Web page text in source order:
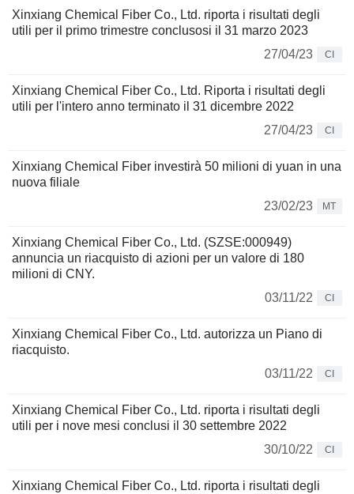
Xinxiang Chemical Fiber Co., Ltd. riporta i risultati degli
utili per il primo trimestre conclusosi il 31 marzo 2023
27/04/23
CI
Xinxiang Chemical Fiber Co., Ltd. Riporta i risultati degli
utili per l'intero anno terminato il 31 dicembre 2022
27/04/23
CI
Xinxiang Chemical Fiber investirà 50 milioni di yuan in una
nuova filiale
23/02/23
MT
Xinxiang Chemical Fiber Co., Ltd. (SZSE:000949)
annuncia un riacquisto di azioni per un valore di 180
milioni di CNY.
03/11/22
CI
Xinxiang Chemical Fiber Co., Ltd. autorizza un Piano di
riacquisto.
03/11/22
CI
Xinxiang Chemical Fiber Co., Ltd. riporta i risultati degli
utili per i nove mesi conclusi il 30 settembre 2022
30/10/22
CI
Xinxiang Chemical Fiber Co., Ltd. riporta i risultati degli